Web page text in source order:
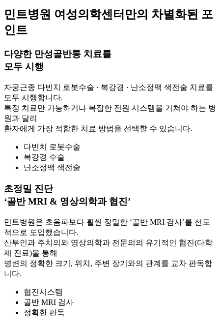
민트병원 여성의학센터만의 차별화된 포
인트
다양한 만성골반통 치료를
모두 시행
자궁근종 다빈치 로봇수술 · 복강경 · 난소정맥 색전술 치료를
모두 시행합니다.
특정 치료만 가능하거나 복잡한 전원 시스템을 거쳐야 하는 병
원과 달리
환자에게 가장 적합한 치료 방법을 선택할 수 있습니다.
다빈치 로봇수술
복강경 수술
난소정맥 색전술
초정밀 진단
‘골반 MRI & 영상의학과 협진’
민트병원은 초음파보다 훨씬 정밀한 ‘골반 MRI 검사’를 선도
적으로 도입했습니다.
산부인과 주치의와 영상의학과 전문의의 유기적인 협진(다학
제 진료)을 통해
병변의 정확한 크기, 위치, 주변 장기와의 관계를 교차 판독합
니다.
협진시스템
골반 MRI 검사
정확한 판독